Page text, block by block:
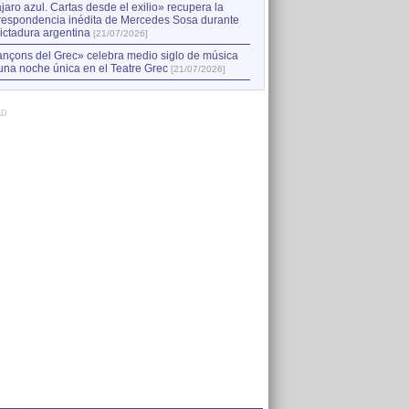
azul. Cartas desde el exilio» recupera la
inédita de Mercedes Sosa durante
argentina [21/07/2026]
del Grec» celebra medio siglo de música
noche única en el Teatre Grec [21/07/2026]